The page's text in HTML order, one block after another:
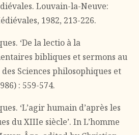
Louvain-la-Neuve:
1982, 213-226.
‘De la lectio à la
bibliques et sermons au
Sciences philosophiques et
: 559-574.
‘L’agir humain d’après les
du XIIIe siècle’. In L’homme